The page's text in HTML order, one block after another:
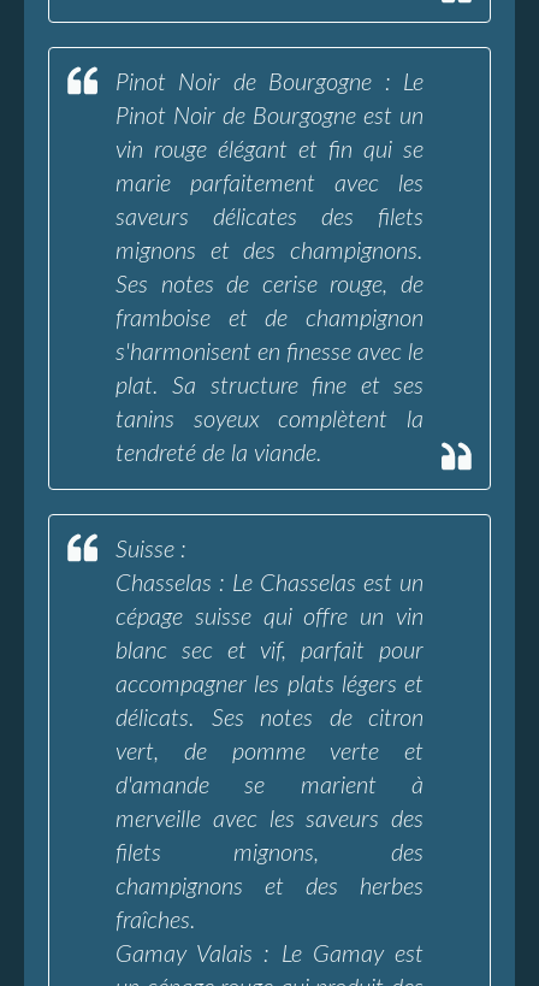
Pinot Noir de Bourgogne : Le
Pinot Noir de Bourgogne est un
vin rouge élégant et fin qui se
marie parfaitement avec les
saveurs délicates des filets
mignons et des champignons.
Ses notes de cerise rouge, de
framboise et de champignon
s'harmonisent en finesse avec le
plat. Sa structure fine et ses
tanins soyeux complètent la
tendreté de la viande.
Suisse :
Chasselas : Le Chasselas est un
cépage suisse qui offre un vin
blanc sec et vif, parfait pour
accompagner les plats légers et
délicats. Ses notes de citron
vert, de pomme verte et
d'amande se marient à
merveille avec les saveurs des
filets mignons, des
champignons et des herbes
fraîches.
Gamay Valais : Le Gamay est